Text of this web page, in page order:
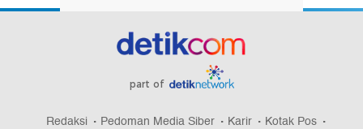
part of
Redaksi Pedoman Media Siber Karir Kotak Pos